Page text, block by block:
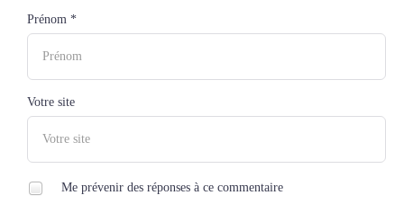
Prénom *
Votre site
Me prévenir des réponses à ce commentaire